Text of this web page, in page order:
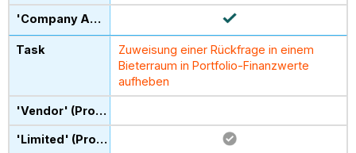
Zuweisung einer Rückfrage in einem
Bieterraum in Portfolio-Finanzwerte
aufheben